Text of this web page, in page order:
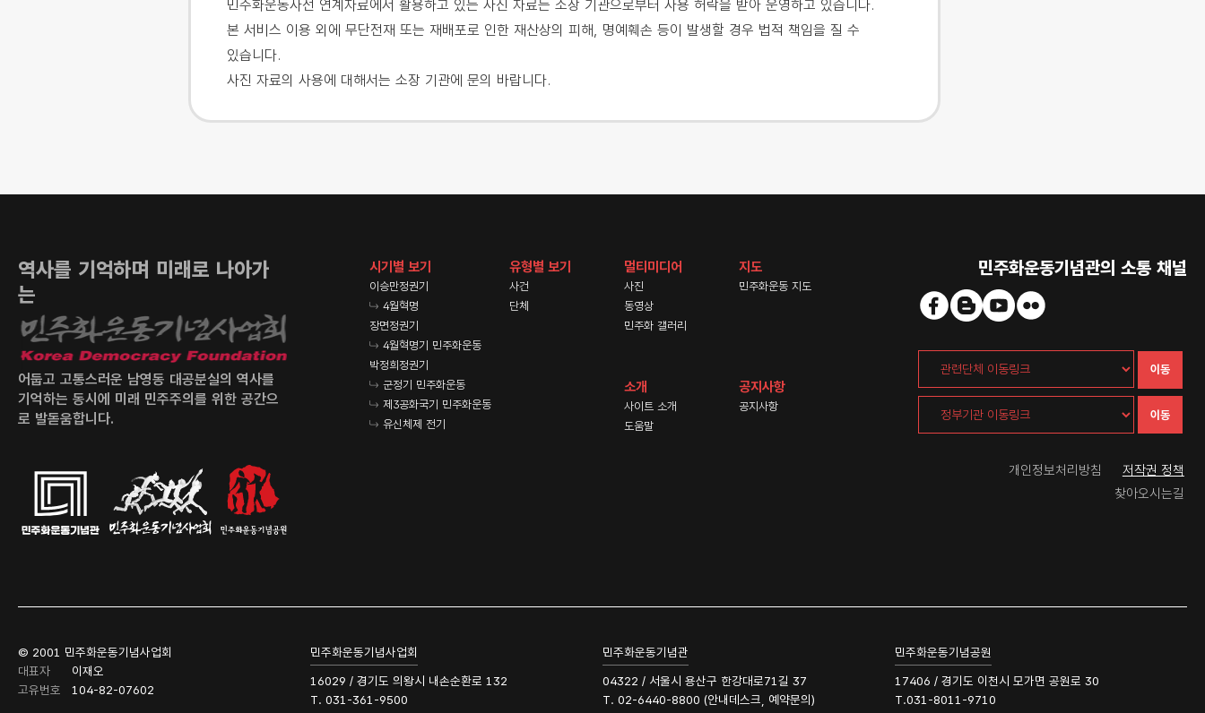
민주화운동사전 연계자료에서 활용하고 있는 사진 자료는 소장 기관으로부터 사용 허락을 받아 운영하고 있습니다.
본 서비스 이용 외에 무단전재 또는 재배포로 인한 재산상의 피해, 명예훼손 등이 발생할 경우 법적 책임을 질 수
있습니다.
사진 자료의 사용에 대해서는 소장 기관에 문의 바랍니다.
역사를 기억하며 미래로 나아가
는
어둡고 고통스러운 남영동 대공분실의 역사를
기억하는 동시에 미래 민주주의를 위한 공간으
로 발돋움합니다.
시기별 보기
이승만정권기
4월혁명
장면정권기
4월혁명기 민주화운동
박정희정권기
군정기 민주화운동
제3공화국기 민주화운동
유신체제 전기
유형별 보기
사건
단체
멀티미디어
사진
동영상
민주화 갤러리
소개
사이트 소개
도움말
지도
민주화운동 지도
공지사항
공지사항
민주화운동기념관의 소통 채널
이동
이동
개인정보처리방침
저작권 정책
찾아오시는길
© 2001 민주화운동기념사업회
대표자
이재오
고유번호
104-82-07602
민주화운동기념사업회
16029 / 경기도 의왕시 내손순환로 132
T. 031-361-9500
민주화운동기념관
04322 / 서울시 용산구 한강대로71길 37
T. 02-6440-8800 (안내데스크, 예약문의)
민주화운동기념공원
17406 / 경기도 이천시 모가면 공원로 30
T.031-8011-9710